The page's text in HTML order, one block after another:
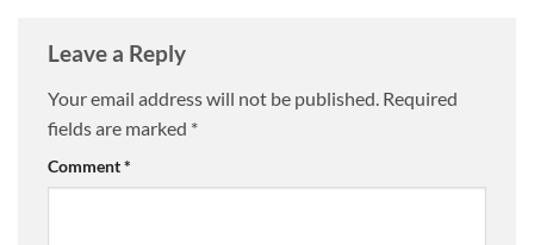
Leave a Reply
Your email address will not be published. Required
fields are marked *
Comment*